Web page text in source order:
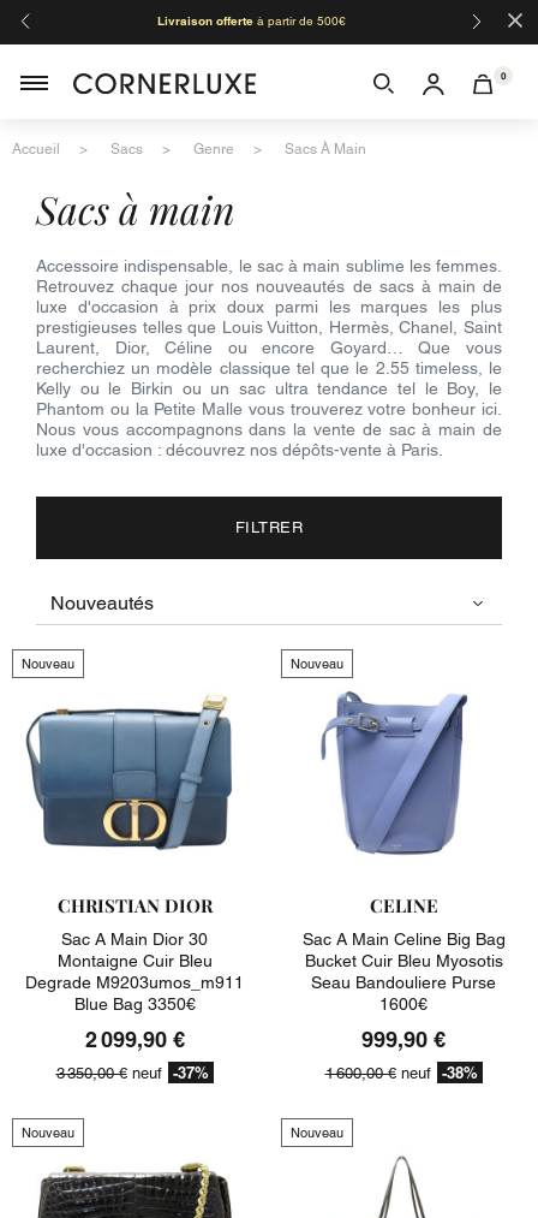
Livraison offerteà partir de 500€ ×
0
Accueil Sacs Genre Sacs À Main
sacs à main
Accessoire indispensable, le sac à main sublime les femmes.
Retrouvez chaque jour nos nouveautés de sacs à main de
luxe d'occasion à prix doux parmi les marques les plus
prestigieuses telles que Louis Vuitton, Hermès, Chanel, Saint
Laurent, Dior, Céline ou encore Goyard… Que vous
recherchiez un modèle classique tel que le 2.55 timeless, le
Kelly ou le Birkin ou un sac ultra tendance tel le Boy, le
Phantom ou la Petite Malle vous trouverez votre bonheur ici.
Nous vous accompagnons dans la vente de sac à main de
luxe d'occasion : découvrez nos dépôts-vente à Paris.
FILTRER
Nouveau
CHRISTIAN DIOR
Sac A Main Dior 30
Montaigne Cuir Bleu
Degrade M9203umos_m911
Blue Bag 3350€
2 099,90 €
3 350,00 €neuf -37%
Nouveau
CELINE
Sac A Main Celine Big Bag
Bucket Cuir Bleu Myosotis
Seau Bandouliere Purse
1600€
999,90 €
1 600,00 €neuf -38%
Nouveau Nouveau